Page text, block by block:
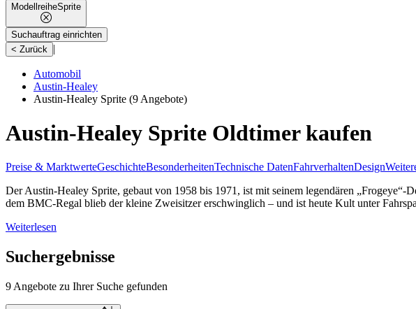
ModellreiheSprite
Suchauftrag einrichten
< Zurück
|
Automobil
Austin-Healey
Austin-Healey Sprite (9 Angebote)
Austin-Healey Sprite Oldtimer kaufen
Preise & MarktwerteGeschichteBesonderheitenTechnische DatenFahrverhaltenDesign
Der Austin-Healey Sprite, gebaut von 1958 bis 1971, ist mit seinem legendären
dem BMC-Regal blieb der kleine Zweisitzer erschwinglich – und ist heute Kult unter
Weiterlesen
Suchergebnisse
9 Angebote zu Ihrer Suche gefunden